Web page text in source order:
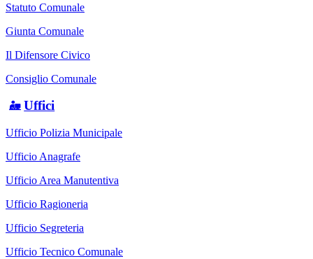
Statuto Comunale
Giunta Comunale
Il Difensore Civico
Consiglio Comunale
Uffici
Ufficio Polizia Municipale
Ufficio Anagrafe
Ufficio Area Manutentiva
Ufficio Ragioneria
Ufficio Segreteria
Ufficio Tecnico Comunale